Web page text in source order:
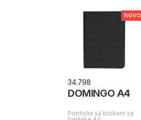
NOVO
34.798
DOMINGO A4
Portfolio sa blokom za